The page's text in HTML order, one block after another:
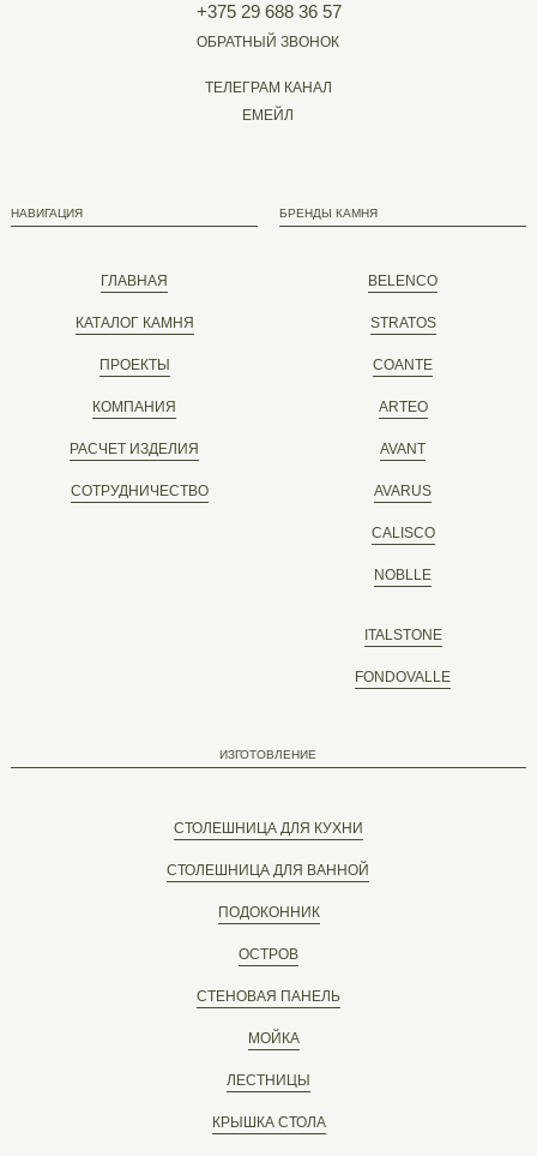
ГЛАВНАЯ
+375 29 688 36 57
ОБРАТНЫЙ ЗВОНОК
ТЕЛЕГРАМ КАНАЛ
ЕМЕЙЛ
НАВИГАЦИЯ
КАТАЛОГ КАМНЯ
ПРОЕКТЫ
РАСЧЕТ ИЗДЕЛИЯ
СОТРУДНИЧЕСТВО
КОМПАНИЯ
СТОЛЕШНИЦА ДЛЯ КУХНИ
ИЗГОТОВЛЕНИЕ
СТОЛЕШНИЦА ДЛЯ ВАННОЙ
ПОДОКОННИК
СТЕНОВАЯ ПАНЕЛЬ
МОЙКА
ЛЕСТНИЦЫ
КРЫШКА СТОЛА
ОСТРОВ
BELENCO
БРЕНДЫ КАМНЯ
STRATOS
COANTE
ITALSTONE
FONDOVALLE
ARTEO
AVANT
AVARUS
CALISCO
NOBLLE